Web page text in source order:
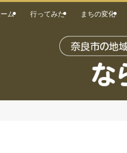
ム 行ってみた まちの変化